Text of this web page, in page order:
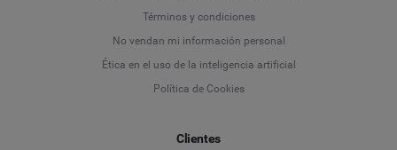
Términos y condiciones
No vendan mi información personal
Ética en el uso de la inteligencia artificial
Política de Cookies
Clientes